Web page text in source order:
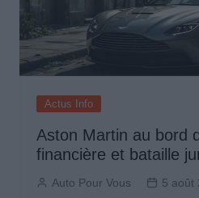
Actus Info
Aston Martin au bord
financière et bataille
Auto Pour Vous 5 août